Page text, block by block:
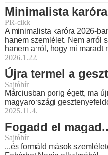
Minimalista
PR-cikk
A minimalista karóra 2026-
hanem szemlélet. Nem arról
hanem arról, hogy mi maradt
2026.1.22.
Újra termel a
Sajtóhír
Márciusban porig égett, ma
magyarországi
2025.11.4.
Fogadd el
Sajtóhír
...és formáld mások